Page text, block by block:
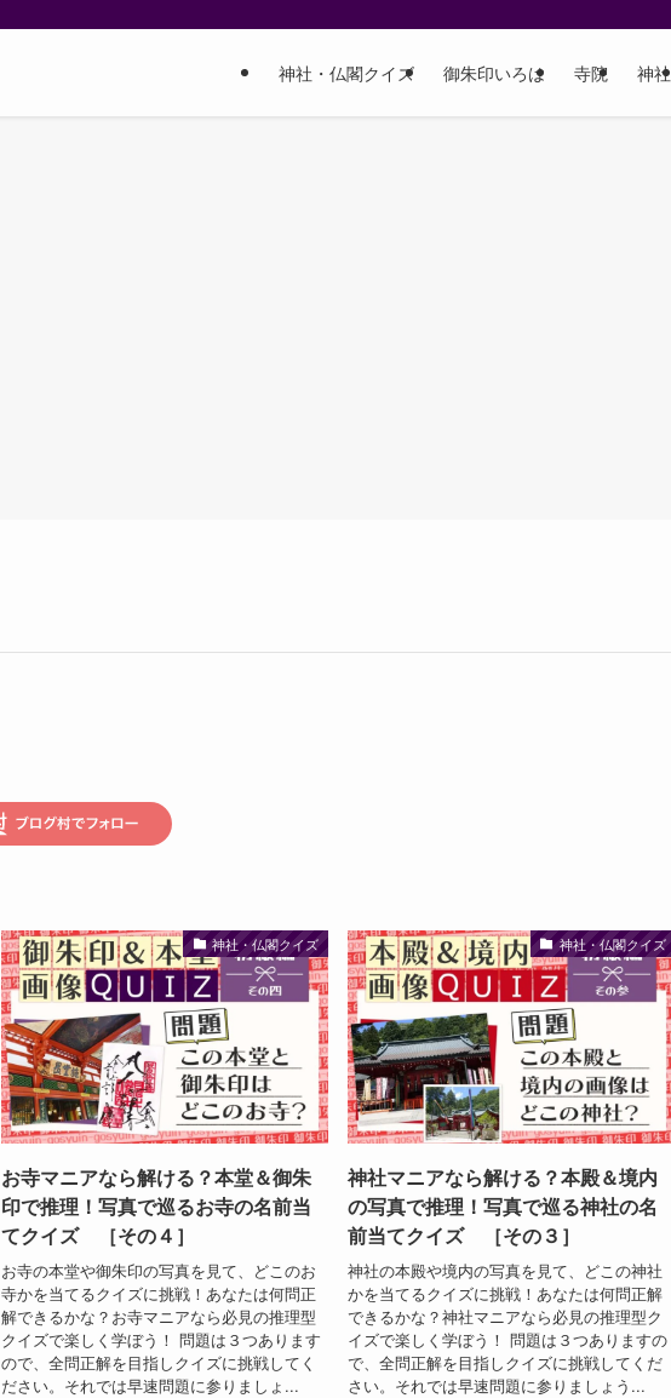
神社・仏閣クイズ 御朱印いろは 寺院 神社
神社・仏閣クイズ
お寺マニアなら解ける？本堂＆御朱
印で推理！写真で巡るお寺の名前当
てクイズ ［その４］
お寺の本堂や御朱印の写真を見て、どこのお
寺かを当てるクイズに挑戦！あなたは何問正
解できるかな？お寺マニアなら必見の推理型
クイズで楽しく学ぼう！ 問題は３つあります
ので、全問正解を目指しクイズに挑戦してく
ださい。それでは早速問題に参りましょ...
神社・仏閣クイズ
神社マニアなら解ける？本殿＆境内
の写真で推理！写真で巡る神社の名
前当てクイズ ［その３］
神社の本殿や境内の写真を見て、どこの神社
かを当てるクイズに挑戦！あなたは何問正解
できるかな？神社マニアなら必見の推理型ク
イズで楽しく学ぼう！ 問題は３つありますの
で、全問正解を目指しクイズに挑戦してくだ
さい。それでは早速問題に参りましょう...